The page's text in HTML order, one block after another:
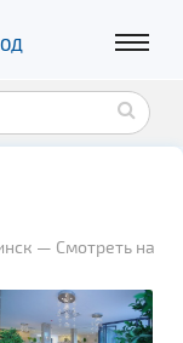
— Смотреть на